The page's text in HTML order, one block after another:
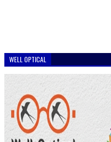
WELL OPTICAL